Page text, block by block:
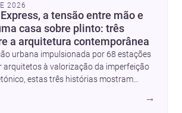
2026
a tensão entre mão e
casa sobre plinto: três
a arquitetura contemporânea
urbana impulsionada por 68 estações
arquitetos à valorização da imperfeição
estas três histórias mostram
continua a reinventar cidades, materiais→